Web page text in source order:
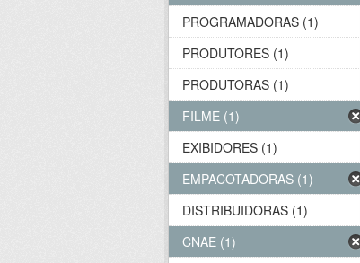
PROGRAMADORAS (1)
PRODUTORES (1)
PRODUTORAS (1)
FILME (1)
EXIBIDORES (1)
EMPACOTADORAS (1)
DISTRIBUIDORAS (1)
CNAE (1)